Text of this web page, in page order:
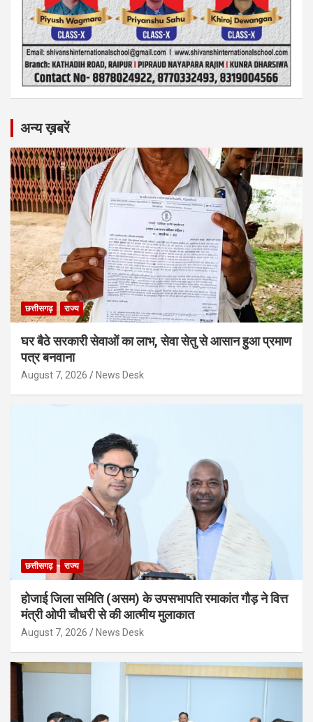
अन्य ख़बरें
छत्तीसगढ़ राज्य
घर बैठे सरकारी सेवाओं का लाभ, सेवा सेतु से आसान हुआ प्रमाण
पत्र बनवाना
August 7, 2026 News Desk
छत्तीसगढ़ राज्य
होजाई जिला समिति (असम) के उपसभापति रमाकांत गौड़ ने वित्त
मंत्री ओपी चौधरी से की आत्मीय मुलाकात
August 7, 2026 News Desk